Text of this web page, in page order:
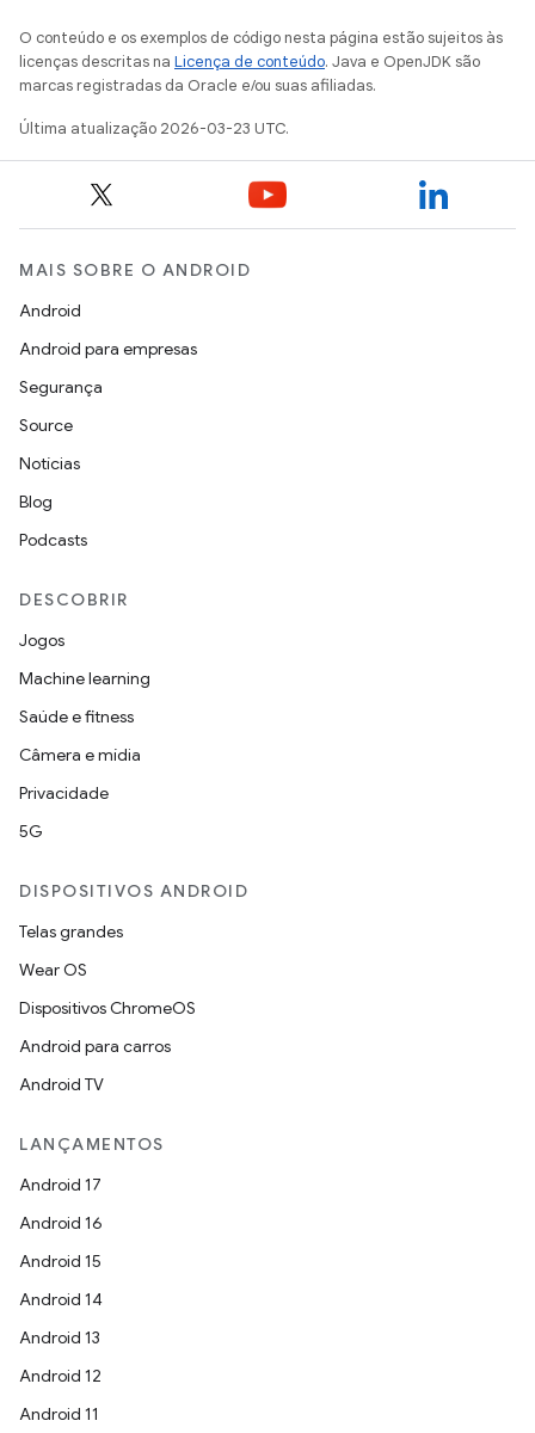
O conteúdo e os exemplos de código nesta página estão sujeitos às
licenças descritas na Licença de conteúdo. Java e OpenJDK são
marcas registradas da Oracle e/ou suas afiliadas.
Última atualização 2026-03-23 UTC.
MAIS SOBRE O ANDROID
Android
Android para empresas
Segurança
Source
Notícias
Blog
Podcasts
DESCOBRIR
Jogos
Machine learning
Saúde e fitness
Câmera e mídia
Privacidade
5G
DISPOSITIVOS ANDROID
Telas grandes
Wear OS
Dispositivos ChromeOS
Android para carros
Android TV
LANÇAMENTOS
Android 17
Android 16
Android 15
Android 14
Android 13
Android 12
Android 11